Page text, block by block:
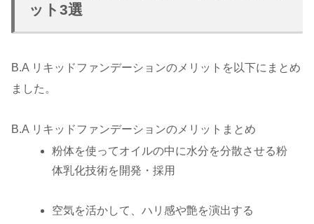
ット3選
B.A リキッドファンデーションのメリットを以下にまとめ
ました。
B.A リキッドファンデーションのメリットまとめ
粉体を使ってオイルの中に水分を分散させる粉
体乳化技術を開発・採用
空気を活かして、ハリ感や艶を演出する